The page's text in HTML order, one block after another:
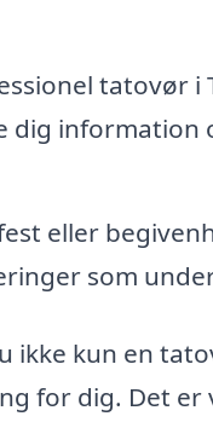
tatovør i
dig
eller
som
kun en
for dig. Det